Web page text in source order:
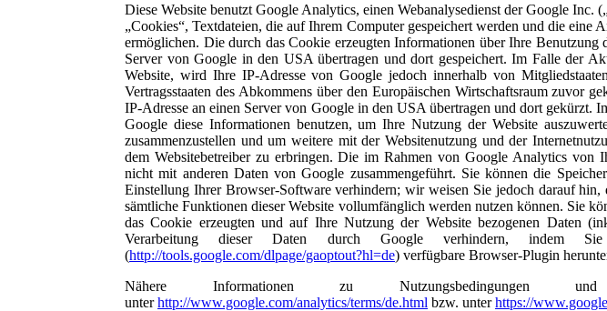
Diese Website benutzt Google Analytics, einen Webanalysedienst der Google Inc.
„Cookies“, Textdateien, die auf Ihrem Computer gespeichert werden und die eine
ermöglichen. Die durch das Cookie erzeugten Informationen über Ihre Benutzung
Server von Google in den USA übertragen und dort gespeichert. Im Falle der
Website, wird Ihre IP-Adresse von Google jedoch innerhalb von
Vertragsstaaten des Abkommens über den Europäischen Wirtschaftsraum zuvor
IP-Adresse an einen Server von Google in den USA übertragen und dort gekürzt.
Google diese Informationen benutzen, um Ihre Nutzung der Website
zusammenzustellen und um weitere mit der Websitenutzung und der
dem Websitebetreiber zu erbringen. Die im Rahmen von Google Analytics von
nicht mit anderen Daten von Google zusammengeführt. Sie können die
Einstellung Ihrer Browser-Software verhindern; wir weisen Sie jedoch darauf hin,
sämtliche Funktionen dieser Website vollumfänglich werden nutzen können. Sie
das Cookie erzeugten und auf Ihre Nutzung der Website bezogenen Daten
Verarbeitung dieser Daten durch Google verhindern, indem
(http://tools.google.com/dlpage/gaoptout?hl=de) verfügbare Browser-Plugin
Nähere Informationen zu Nutzungsbedingungen
unterhttp://www.google.com/analytics/terms/de.html bzw. unterhttps://